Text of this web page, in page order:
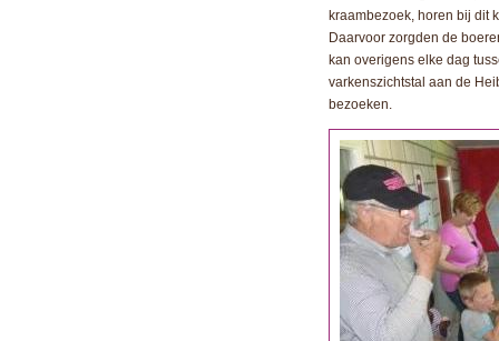
kraambezoek, horen bij dit
Daarvoor zorgden de
kan overigens elke dag
varkenszichtstal aan de
bezoeken.